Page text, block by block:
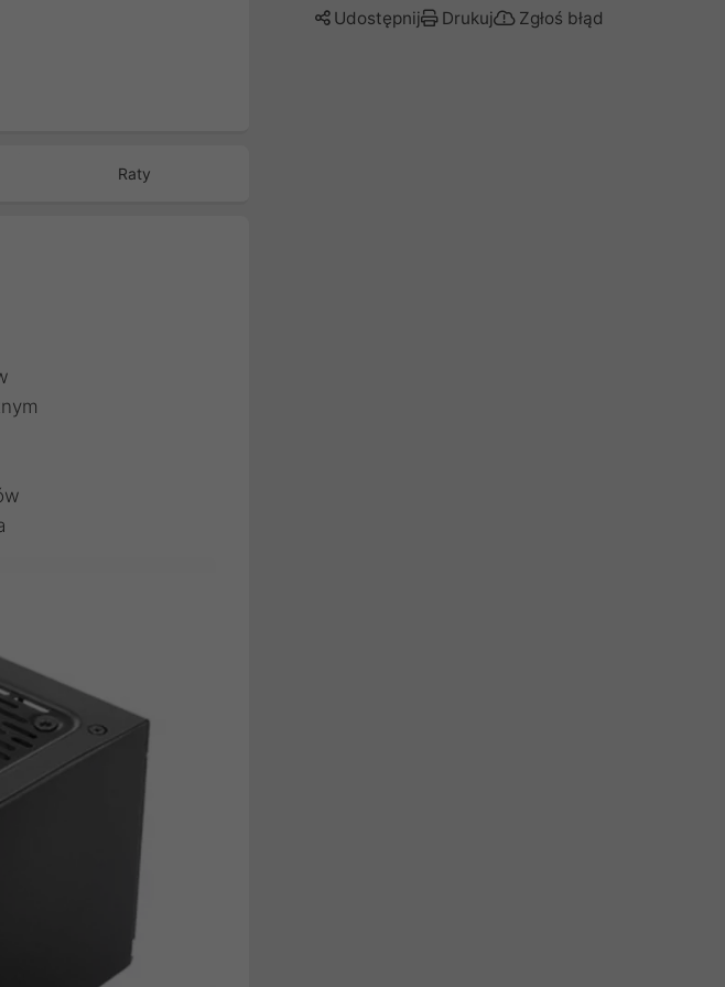
Raty
Udostępnij Drukuj Zgłoś błąd